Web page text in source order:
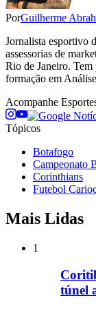
PorGuilherme
Jornalista esportivo
assessorias de
Rio de Janeiro.
formação em
Acompanhe
Tópicos
Botafogo
Campeonato
Corinthians
Futebol
Mais Lidas
1
túnel